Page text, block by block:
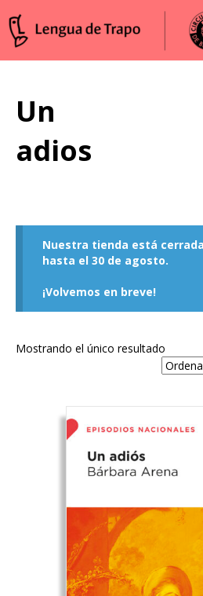
Un
adios
Nuestra tienda está
hasta el 30 de agosto.
¡Volvemos en breve!
Mostrando el único resultado